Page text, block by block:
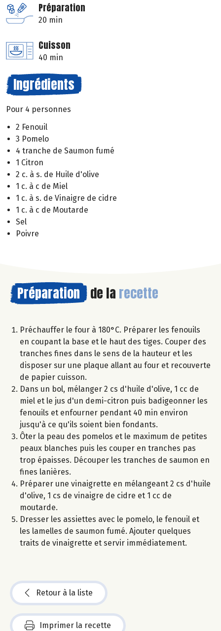
Préparation
20 min
Cuisson
40 min
Ingrédients
Pour 4 personnes
2 Fenouil
3 Pomelo
4 tranche de Saumon fumé
1 Citron
2 c. à s. de Huile d'olive
1 c. à c de Miel
1 c. à s. de Vinaigre de cidre
1 c. à c de Moutarde
Sel
Poivre
Préparation de la recette
Préchauffer le four à 180°C. Préparer les fenouils
en coupant la base et le haut des tiges. Couper des
tranches fines dans le sens de la hauteur et les
disposer sur une plaque allant au four et recouverte
de papier cuisson.
Dans un bol, mélanger 2 cs d'huile d'olive, 1 cc de
miel et le jus d'un demi-citron puis badigeonner les
fenouils et enfourner pendant 40 min environ
jusqu'à ce qu'ils soient bien fondants.
Ôter la peau des pomelos et le maximum de petites
peaux blanches puis les couper en tranches pas
trop épaisses. Découper les tranches de saumon en
fines lanières.
Préparer une vinaigrette en mélangeant 2 cs d'huile
d'olive, 1 cs de vinaigre de cidre et 1 cc de
moutarde.
Dresser les assiettes avec le pomelo, le fenouil et
les lamelles de saumon fumé. Ajouter quelques
traits de vinaigrette et servir immédiatement.
Retour à la liste
Imprimer la recette